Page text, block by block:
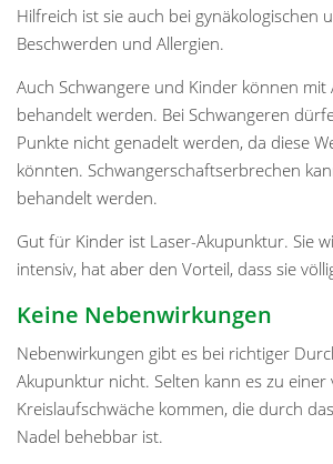
Hilfreich ist sie auch bei gynäkologischen
Beschwerden und Allergien.
Auch Schwangere und Kinder können
behandelt werden. Bei Schwangeren
Punkte nicht genadelt werden, da diese
könnten. Schwangerschaftserbrechen
behandelt werden.
Gut für Kinder ist Laser-Akupunktur. Sie
intensiv, hat aber den Vorteil, dass sie
Keine Nebenwirkungen
Nebenwirkungen gibt es bei richtiger
Akupunktur nicht. Selten kann es zu
Kreislaufschwäche kommen, die durch
Nadel behebbar ist.